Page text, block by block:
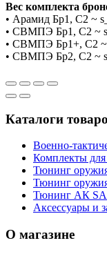
Вес комплекта
• Арамид Бр1, С2 ~
• СВМПЭ Бр1, С2 ~
• СВМПЭ Бр1+, С2 ~
• СВМПЭ Бр2, С2 ~
Каталоги
Военно-
Комплекты
Тюнинг
Тюнинг
Тюнинг АК
Аксессуары и
О магазине